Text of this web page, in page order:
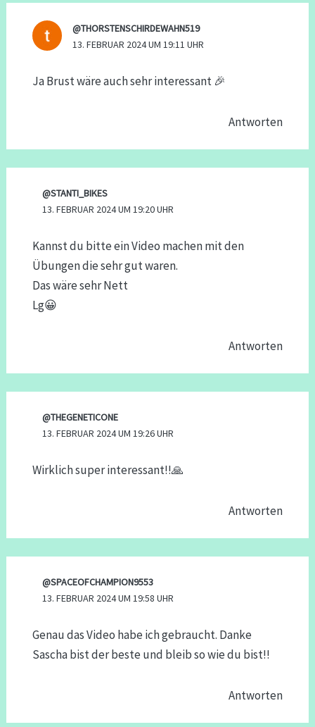
@THORSTENSCHIRDEWAHN519
13. FEBRUAR 2024 UM 19:11 UHR
Ja Brust wäre auch sehr interessant 🎉
Antworten
@STANTI_BIKES
13. FEBRUAR 2024 UM 19:20 UHR
Kannst du bitte ein Video machen mit den
Übungen die sehr gut waren.
Das wäre sehr Nett
Lg😀
Antworten
@THEGENETICONE
13. FEBRUAR 2024 UM 19:26 UHR
Wirklich super interessant!!🙏
Antworten
@SPACEOFCHAMPION9553
13. FEBRUAR 2024 UM 19:58 UHR
Genau das Video habe ich gebraucht. Danke
Sascha bist der beste und bleib so wie du bist!!
Antworten